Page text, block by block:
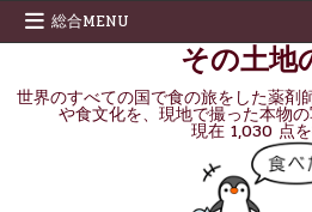
Skip
総合MENU
その土地
世界のすべての国で食の旅をした薬剤
や食文化を、現地で撮った本物
現在 1,030 点